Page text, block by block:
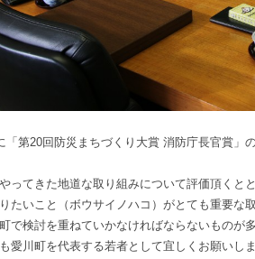
「第20回防災まちづくり大賞 消防庁長官賞」
ってきた地道な取り組みについて評価頂くとと
りたいこと（ボウサイノハコ）がとても重要な
で検討を重ねていかなければならないものが
愛川町を代表する若者として宜しくお願いしま